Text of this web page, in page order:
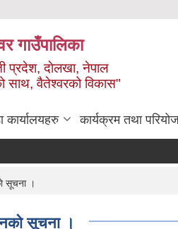
गाउँपालिका
प्रदेश, दाेलखा, नेपाल
साथ, वैतेश्वरको विकास"
कार्यालयहरु कार्यक्रम तथा
सूचना ।
सूचना ।